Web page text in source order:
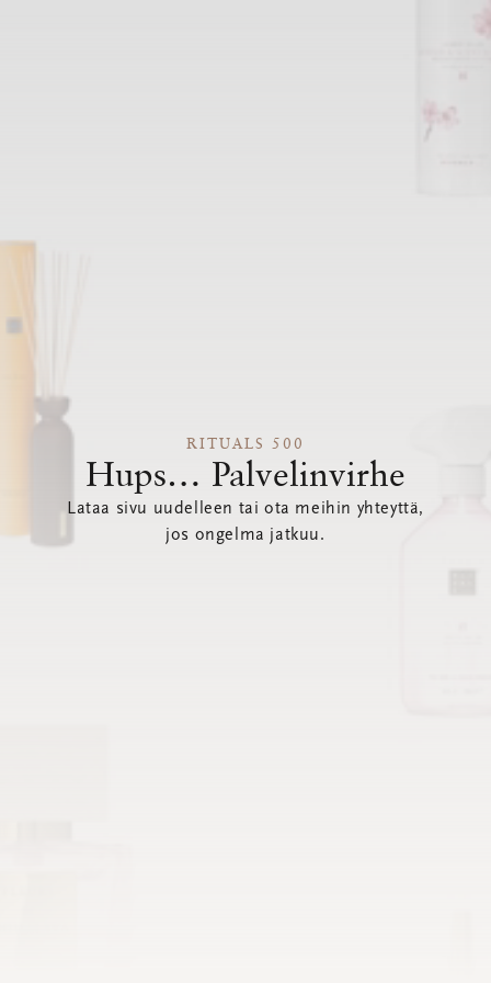
RITUALS 500
Hups… Palvelinvirhe
Lataa sivu uudelleen tai ota meihin yhteyttä,
jos ongelma jatkuu.